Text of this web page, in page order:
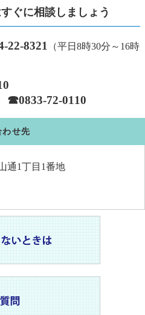
ぐに相談しましょう
22-8321
（平日8時30分～16時
☎0833-72-0110
わせ先
通1丁目1番地